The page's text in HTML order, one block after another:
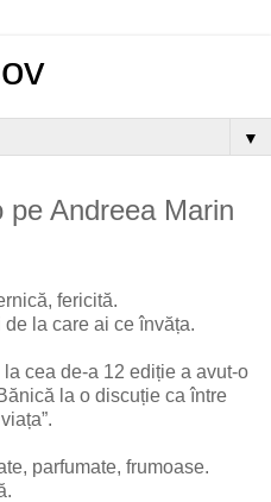
▼
Andreea Marin
fericită.
la care ai ce învăța.
la cea de-a 12 ediție a avut-o
la o discuție ca între
parfumate, frumoase.